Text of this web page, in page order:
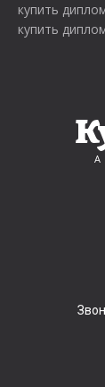
купить
купить